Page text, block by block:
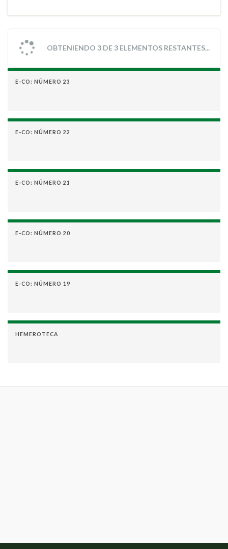
OBTENIENDO 3 DE 3 ELEMENTOS RESTANTES...
E-CO: NÚMERO 23
E-CO: NÚMERO 22
E-CO: NÚMERO 21
E-CO: NÚMERO 20
E-CO: NÚMERO 19
HEMEROTECA